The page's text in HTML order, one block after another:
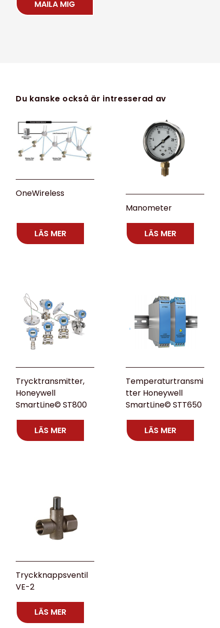
MAILA MIG
Du kanske också är intresserad av
OneWireless
LÄS MER
Manometer
LÄS MER
Trycktransmitter,
Honeywell
SmartLine© ST800
LÄS MER
Temperaturtransmi
tter Honeywell
SmartLine© STT650
LÄS MER
Tryckknappsventil
VE-2
LÄS MER